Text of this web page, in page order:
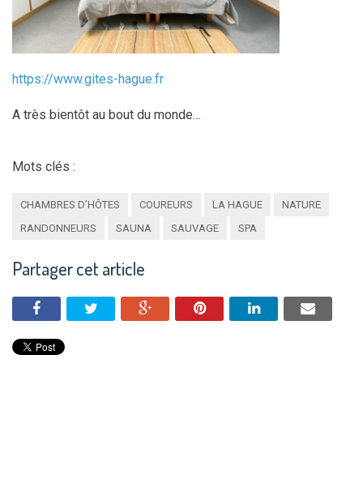
https://www.gites-hague.fr
A très bientôt au bout du monde…
Mots clés :
CHAMBRES D’HÔTES COUREURS LA HAGUE
NATURE
RANDONNEURS
SAUNA SAUVAGE SPA
Partager cet article